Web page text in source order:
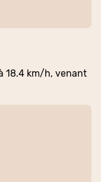
18.4 km/h, venant